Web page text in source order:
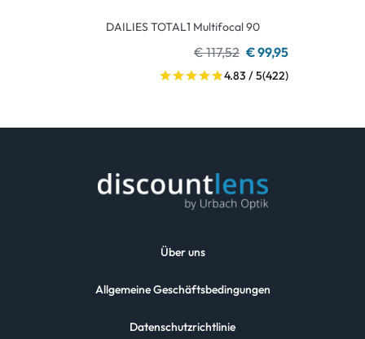
DAILIES TOTAL1 Multifocal 90
€ 117,52 € 99,95
4.83 / 5(422)
Über uns
Allgemeine Geschäftsbedingungen
Datenschutzrichtlinie